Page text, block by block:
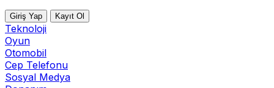
Giriş Yap Kayıt Ol
Teknoloji
Oyun
Otomobil
Cep Telefonu
Sosyal Medya